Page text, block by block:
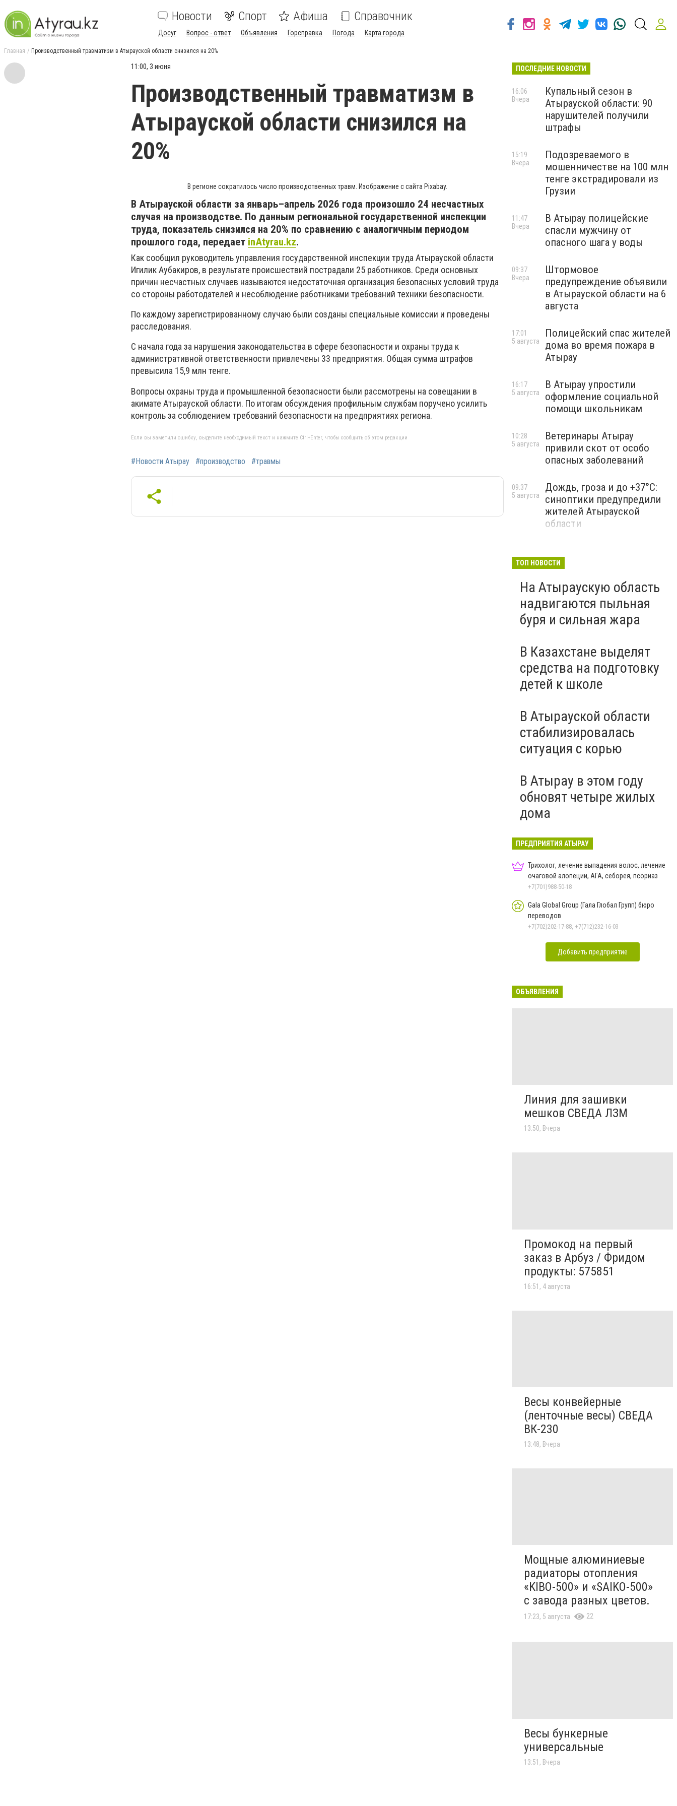
Новости Спорт Афиша Справочник
Досуг Вопрос - ответ Объявления Горсправка Погода Карта города
Главная Производственный травматизм в Атырауской области снизился на 20%
11:00, 3 июня
Производственный травматизм в
Атырауской области снизился на
20%
В регионе сократилось число производственных травм. Изображение с сайта Pixabay.
В Атырауской области за январь–апрель 2026 года произошло 24 несчастных
случая на производстве. По данным региональной государственной инспекции
труда, показатель снизился на 20% по сравнению с аналогичным периодом
прошлого года, передает inAtyrau.kz.
Как сообщил руководитель управления государственной инспекции труда Атырауской области
Игилик Аубакиров, в результате происшествий пострадали 25 работников. Среди основных
причин несчастных случаев называются недостаточная организация безопасных условий труда
со стороны работодателей и несоблюдение работниками требований техники безопасности.
По каждому зарегистрированному случаю были созданы специальные комиссии и проведены
расследования.
С начала года за нарушения законодательства в сфере безопасности и охраны труда к
административной ответственности привлечены 33 предприятия. Общая сумма штрафов
превысила 15,9 млн тенге.
Вопросы охраны труда и промышленной безопасности были рассмотрены на совещании в
акимате Атырауской области. По итогам обсуждения профильным службам поручено усилить
контроль за соблюдением требований безопасности на предприятиях региона.
Если вы заметили ошибку, выделите необходимый текст и нажмите Ctrl+Enter, чтобы сообщить об этом редакции
#Новости Атырау #производство #травмы
ПОСЛЕДНИЕ НОВОСТИ
Купальный сезон в
Атырауской области: 90
нарушителей получили
штрафы
16:06
Вчера
Подозреваемого в
мошенничестве на 100 млн
тенге экстрадировали из
Грузии
15:19
Вчера
В Атырау полицейские
спасли мужчину от
опасного шага у воды
11:47
Вчера
Штормовое
предупреждение объявили
в Атырауской области на 6
августа
09:37
Вчера
Полицейский спас жителей
дома во время пожара в
Атырау
17:01
5 августа
В Атырау упростили
оформление социальной
помощи школьникам
16:17
5 августа
Ветеринары Атырау
привили скот от особо
опасных заболеваний
10:28
5 августа
Дождь, гроза и до +37°C:
синоптики предупредили
жителей Атырауской
области
09:37
5 августа
ТОП НОВОСТИ
На Атыраускую область
надвигаются пыльная
буря и сильная жара
В Казахстане выделят
средства на подготовку
детей к школе
В Атырауской области
стабилизировалась
ситуация с корью
В Атырау в этом году
обновят четыре жилых
дома
ПРЕДПРИЯТИЯ АТЫРАУ
Трихолог, лечение выпадения волос, лечение
очаговой алопеции, АГА, себорея, псориаз
+7(701)988-50-18
Gala Global Group (Гала Глобал Групп) бюро
переводов
+7(702)202-17-88, +7(712)232-16-03
Добавить предприятие
ОБЪЯВЛЕНИЯ
Линия для зашивки
мешков СВЕДА ЛЗМ
13:50, Вчера
Промокод на первый
заказ в Арбуз / Фридом
продукты: 575851
16:51, 4 августа
Весы конвейерные
(ленточные весы) СВЕДА
ВК-230
13:48, Вчера
Мощные алюминиевые
радиаторы отопления
«KIBO-500» и «SAIKO-500»
с завода разных цветов.
17:23, 5 августа 22
Весы бункерные
универсальные
13:51, Вчера